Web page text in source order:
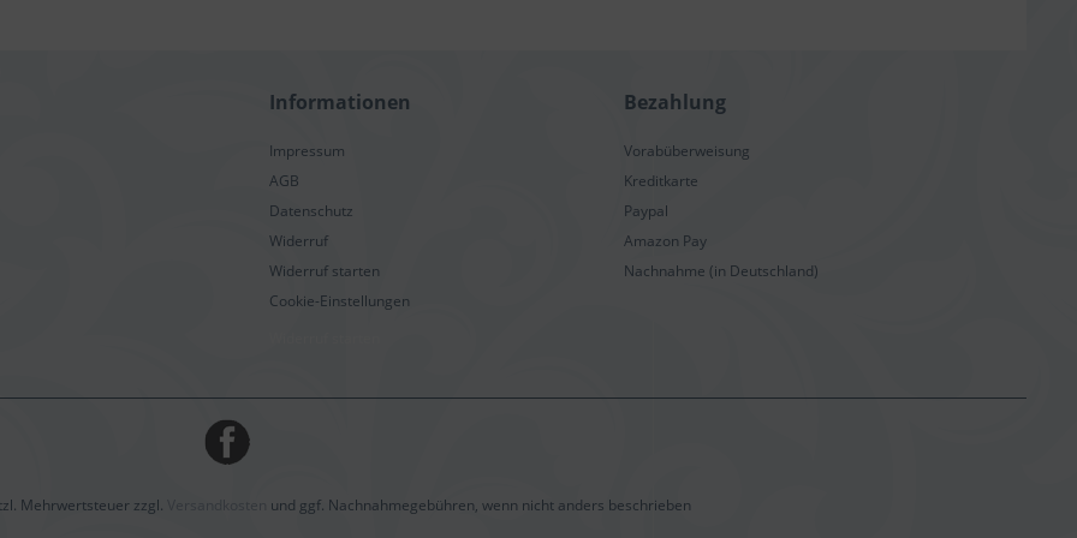
Informationen
Impressum
AGB
Datenschutz
Widerruf
Widerruf starten
Cookie-Einstellungen
Bezahlung
Vorabüberweisung
Kreditkarte
Paypal
Amazon Pay
Nachnahme (in Deutschland)
Mehrwertsteuer zzgl. und ggf. Nachnahmegebühren, wenn nicht anders beschrieben